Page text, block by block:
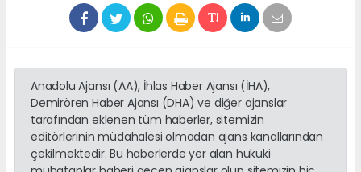
Anadolu Ajansı (AA), İhlas Haber Ajansı (İHA),
Demirören Haber Ajansı (DHA) ve diğer ajanslar
tarafından eklenen tüm haberler, sitemizin
editörlerinin müdahalesi olmadan ajans kanallarından
çekilmektedir. Bu haberlerde yer alan hukuki